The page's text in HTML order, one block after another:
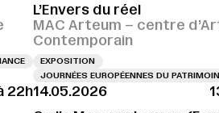
L’Envers du réel
MAC Arteum – centre
Contemporain
EXPOSITION
JOURNÉES EUROPÉENNES DU
22h14.05.2026